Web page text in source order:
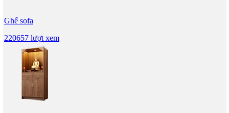
Ghế sofa
220657 lượt xem